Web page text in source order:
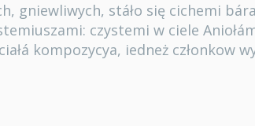
gniewliwych, stáło się cichemi
czystemi w ciele
kompozycya, iedneż członkow